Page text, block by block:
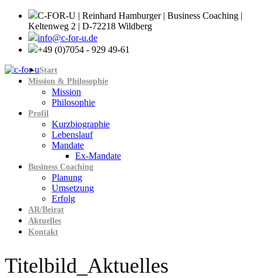
C-FOR-U | Reinhard Hamburger | Business Coaching |
Keltenweg 2 | D-72218 Wildberg
info@c-for-u.de
+49 (0)7054 - 929 49-61
Start
Mission & Philosophie
Mission
Philosophie
Profil
Kurzbiographie
Lebenslauf
Mandate
Ex-Mandate
Business Coaching
Planung
Umsetzung
Erfolg
AR/Beirat
Aktuelles
Kontakt
Titelbild_Aktuelles